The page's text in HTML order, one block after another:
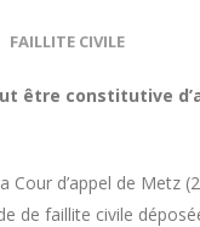
FAILLITE CIVILE
être constitutive
Cour d’appel de Metz
de faillite civile